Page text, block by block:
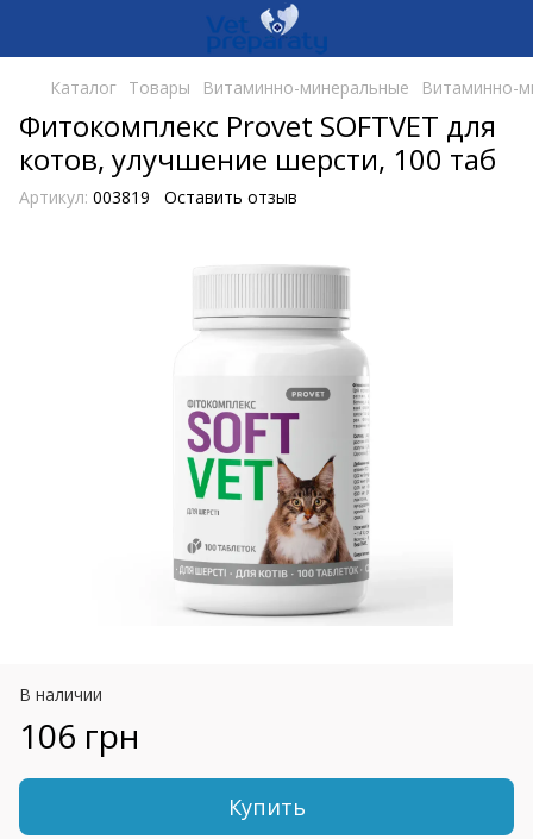
Каталог Товары Витаминно-минеральные Витаминно-
Фитокомплекс Provet SOFTVET для
котов, улучшение шерсти, 100 таб
Артикул: 003819 Оставить отзыв
В наличии
106 грн
Купить